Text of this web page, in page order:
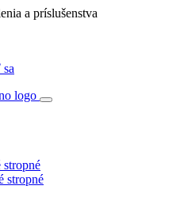
a príslušenstva
stropné
stropné